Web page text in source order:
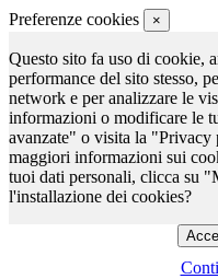
Preferenze cookies ×
Questo sito fa uso di cookie,
performance del sito stesso,
network e per analizzare le
informazioni o modificare le
avanzate" o visita la
maggiori informazioni sui
tuoi dati personali, clicca su
l'installazione dei cookies?